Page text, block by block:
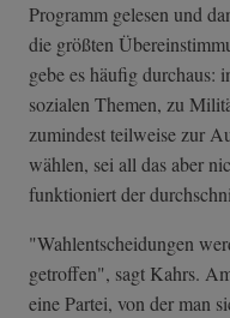
Programm gelesen und
die größten
gebe es häufig durchaus:
sozialen Themen, zu
zumindest teilweise zur
wählen, sei all das aber
funktioniert der
"Wahlentscheidungen
getroffen", sagt Kahrs.
eine Partei, von der man